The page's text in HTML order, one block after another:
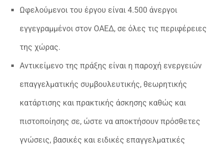
Ωφελούμενοι του έργου είναι 4.500 άνεργοι
εγγεγραμμένοι στον ΟΑΕΔ, σε όλες τις περιφέρειες
της χώρας.
Αντικείμενο της πράξης είναι η παροχή ενεργειών
επαγγελματικής συμβουλευτικής, θεωρητικής
κατάρτισης και πρακτικής άσκησης καθώς και
πιστοποίησης σε, ώστε να αποκτήσουν πρόσθετες
γνώσεις, βασικές και ειδικές επαγγελματικές